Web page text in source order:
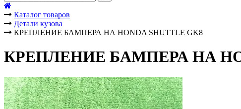
Каталог товаров
Детали кузова
КРЕПЛЕНИЕ БАМПЕРА НА HONDA SHUTTLE GK8
КРЕПЛЕНИЕ БАМПЕРА НА